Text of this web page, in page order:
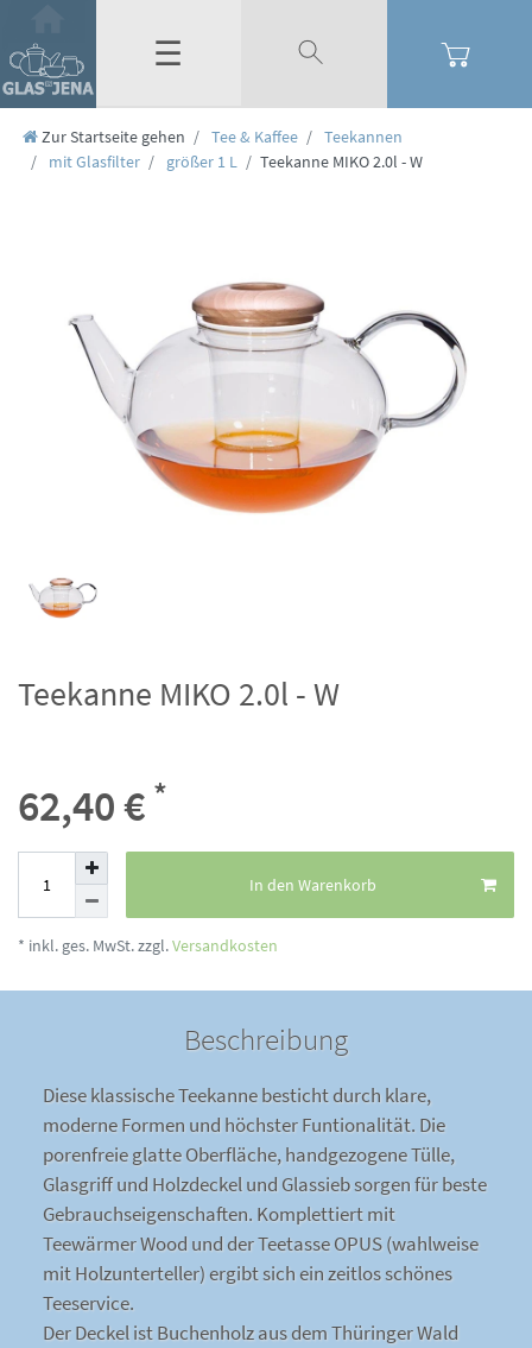
☰
Zur Startseite gehen Tee & Kaffee
Teekannen
mit Glasfilter
größer 1 L Teekanne MIKO 2.0l - W
Teekanne MIKO 2.0l - W
62,40 € *
In den Warenkorb
* inkl. ges. MwSt. zzgl.Versandkosten
Beschreibung
Diese klassische Teekanne besticht durch klare,
moderne Formen und höchster Funtionalität. Die
porenfreie glatte Oberfläche, handgezogene Tülle,
Glasgriff und Holzdeckel und Glassieb sorgen für beste
Gebrauchseigenschaften. Komplettiert mit
Teewärmer Wood und der Teetasse OPUS (wahlweise
mit Holzunterteller) ergibt sich ein zeitlos schönes
Teeservice.
Der Deckel ist Buchenholz aus dem Thüringer Wald